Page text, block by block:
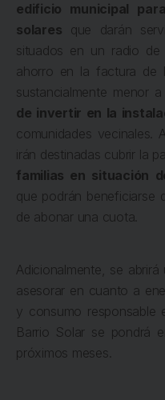
edificio municipal
solares que darán
situados en un radio
ahorro en la factura de
sustancialmente menor
de invertir en la
comunidades vecinales.
irán destinadas cubrir la
familias en situación
que podrán beneficiarse
de abonar una cuota.
Adicionalmente, se abrirá
asesorar en cuanto a
y consumo responsable
Barrio Solar se pondrá
próximos meses.